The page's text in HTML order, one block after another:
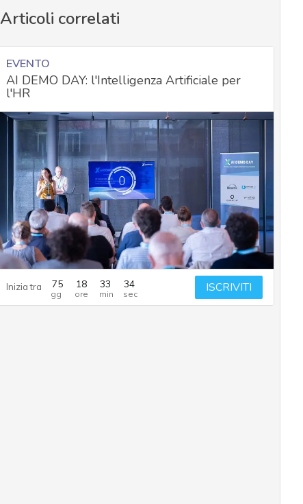
Articoli correlati
EVENTO
AI DEMO DAY: l'Intelligenza Artificiale per
l'HR
Inizia tra 75 18 33 33 ISCRIVITI